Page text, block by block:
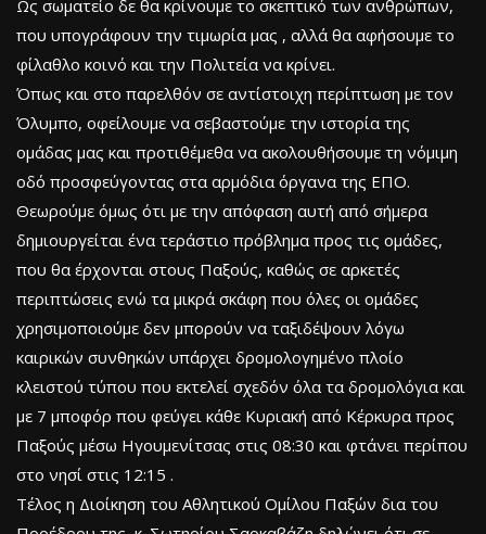
Ως σωματείο δε θα κρίνουμε το σκεπτικό των ανθρώπων,
που υπογράφουν την τιμωρία μας , αλλά θα αφήσουμε το
φίλαθλο κοινό και την Πολιτεία να κρίνει.
Όπως και στο παρελθόν σε αντίστοιχη περίπτωση με τον
Όλυμπο, οφείλουμε να σεβαστούμε την ιστορία της
ομάδας μας και προτιθέμεθα να ακολουθήσουμε τη νόμιμη
οδό προσφεύγοντας στα αρμόδια όργανα της ΕΠΟ.
Θεωρούμε όμως ότι με την απόφαση αυτή από σήμερα
δημιουργείται ένα τεράστιο πρόβλημα προς τις ομάδες,
που θα έρχονται στους Παξούς, καθώς σε αρκετές
περιπτώσεις ενώ τα μικρά σκάφη που όλες οι ομάδες
χρησιμοποιούμε δεν μπορούν να ταξιδέψουν λόγω
καιρικών συνθηκών υπάρχει δρομολογημένο πλοίο
κλειστού τύπου που εκτελεί σχεδόν όλα τα δρομολόγια και
με 7 μποφόρ που φεύγει κάθε Κυριακή από Κέρκυρα προς
Παξούς μέσω Ηγουμενίτσας στις 08:30 και φτάνει περίπου
στο νησί στις 12:15 .
Τέλος η Διοίκηση του Αθλητικού Ομίλου Παξών δια του